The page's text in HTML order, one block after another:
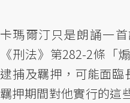
卡瑪爾汀只是朗誦一
《刑法》第282-2條「
逮捕及羈押，可能面
羈押期間對他實行的這